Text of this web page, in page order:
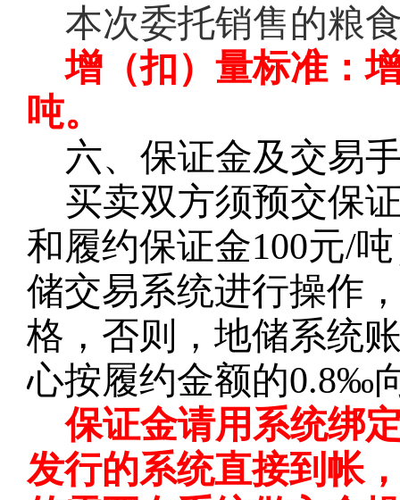
本次委托销售的粮
增（扣）量标准：
吨。
六、保证金及交易
买卖双方须预交保
和履约保证金100元/
储交易系统进行操作
格，否则，地储系统
心按履约金额的0.8‰
保证金请用系统绑
发行的系统直接到帐